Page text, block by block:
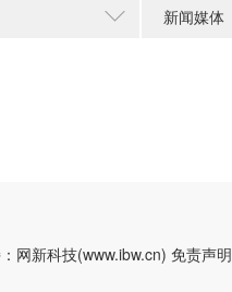
新闻媒体
网新科技(www.ibw.cn) 免责声明